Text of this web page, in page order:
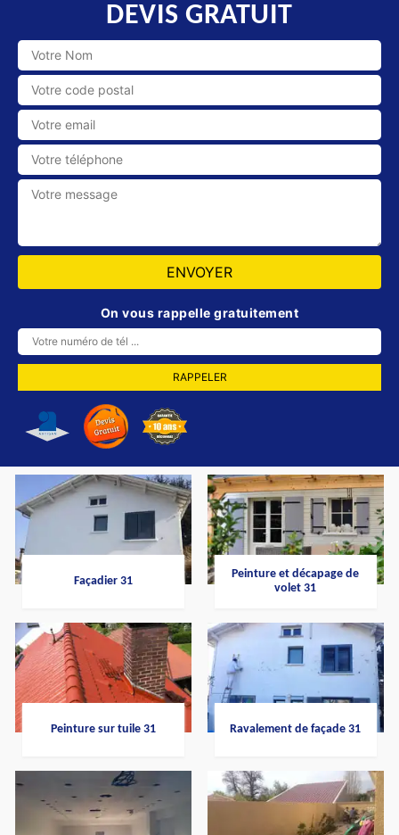
DEVIS GRATUIT
On vous rappelle gratuitement
Façadier 31
Peinture et décapage de
volet 31
Peinture sur tuile 31 Ravalement de façade 31